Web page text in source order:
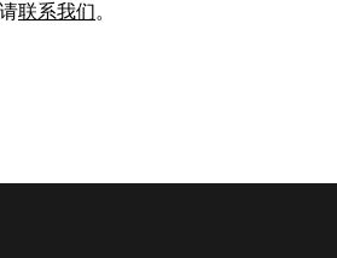
联系我们。